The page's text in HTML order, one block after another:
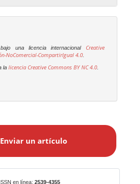
una licencia internacional
Creative
NoComercial-CompartirIgual 4.0.
lalicencia Creative CommonsBY NC 4.0.
Enviar un artículo
ISSN en línea: 2539-4355